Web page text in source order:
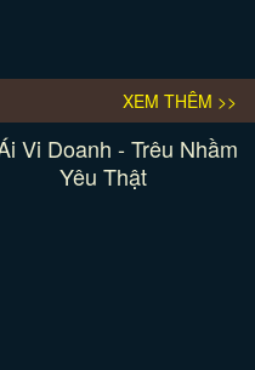
XEM THÊM >>
Vi Doanh - Trêu Nhầm
Yêu Thật